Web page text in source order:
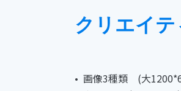
クリエイ
画像3種類 (大